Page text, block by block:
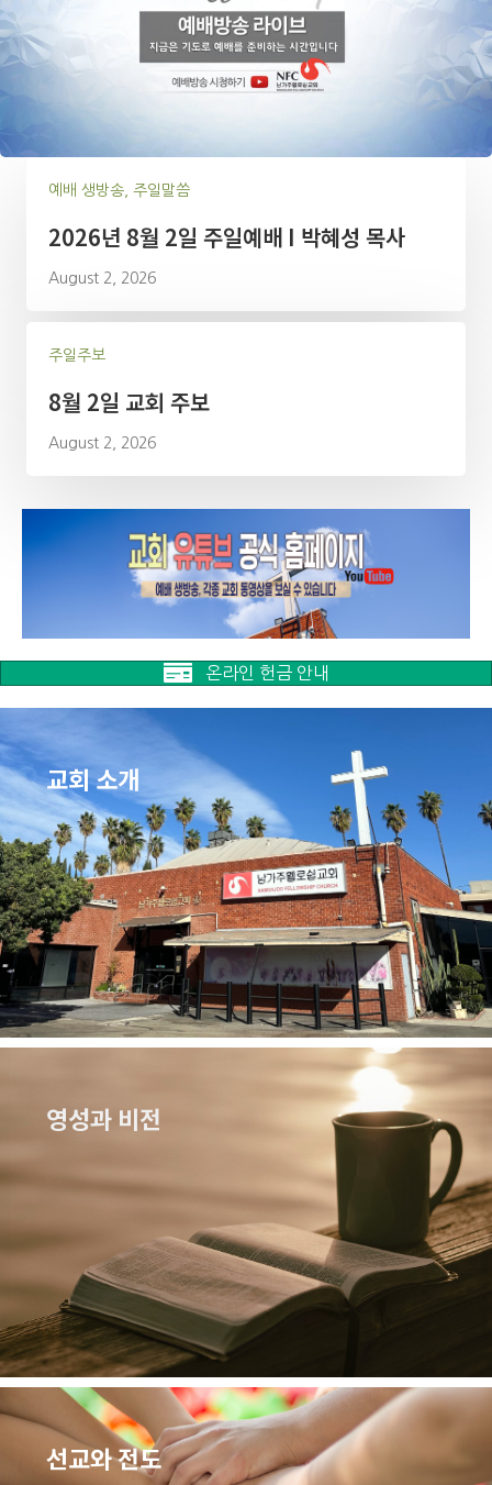
예배 생방송, 주일말씀
2026년 8월 2일 주일예배 I 박혜성 목사
August 2, 2026
주일주보
8월 2일 교회 주보
August 2, 2026
온라인 헌금 안내
교회 소개
영성과 비전
선교와 전도